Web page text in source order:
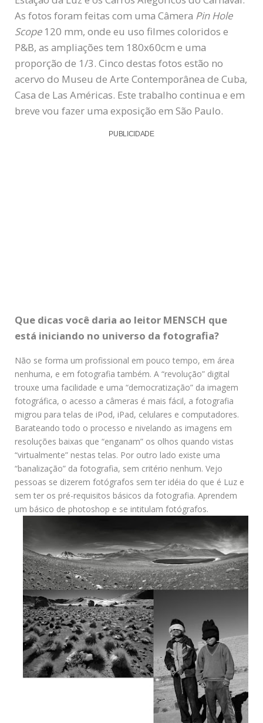
As fotos foram feitas com uma Câmera Pin Hole
Scope120 mm, onde eu uso filmes coloridos e
P&B, as ampliações tem 180x60cm e uma
proporção de 1/3. Cinco destas fotos estão no
acervo do Museu de Arte Contemporânea de Cuba,
Casa de Las Américas. Este trabalho continua e em
breve vou fazer uma exposição em São Paulo.
PUBLICIDADE
Que dicas você daria ao leitor MENSCH que
está iniciando no universo da fotografia?
Não se forma um profissional em pouco tempo, em área
nenhuma, e em fotografia também. A “revolução” digital
trouxe uma facilidade e uma “democratização” da imagem
fotográfica, o acesso a câmeras é mais fácil, a fotografia
migrou para telas de iPod, iPad, celulares e computadores.
Barateando todo o processo e nivelando as imagens em
resoluções baixas que “enganam” os olhos quando vistas
“virtualmente” nestas telas. Por outro lado existe uma
“banalização” da fotografia, sem critério nenhum. Vejo
pessoas se dizerem fotógrafos sem ter idéia do que é Luz e
sem ter os pré-requisitos básicos da fotografia. Aprendem
um básico de photoshop e se intitulam fotógrafos.